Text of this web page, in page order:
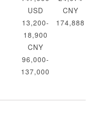
USD
13,200-
18,900
CNY
96,000-
137,000
CNY
174,888